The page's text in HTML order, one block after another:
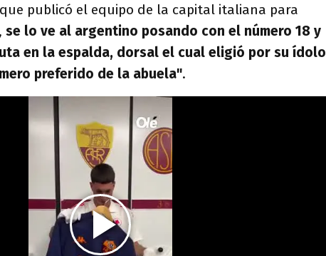
publicó el equipo de la capital italiana para
se lo ve al argentino posando con el número 18 y
en la espalda, dorsal el cual eligió por su ídolo
preferido de la abuela".